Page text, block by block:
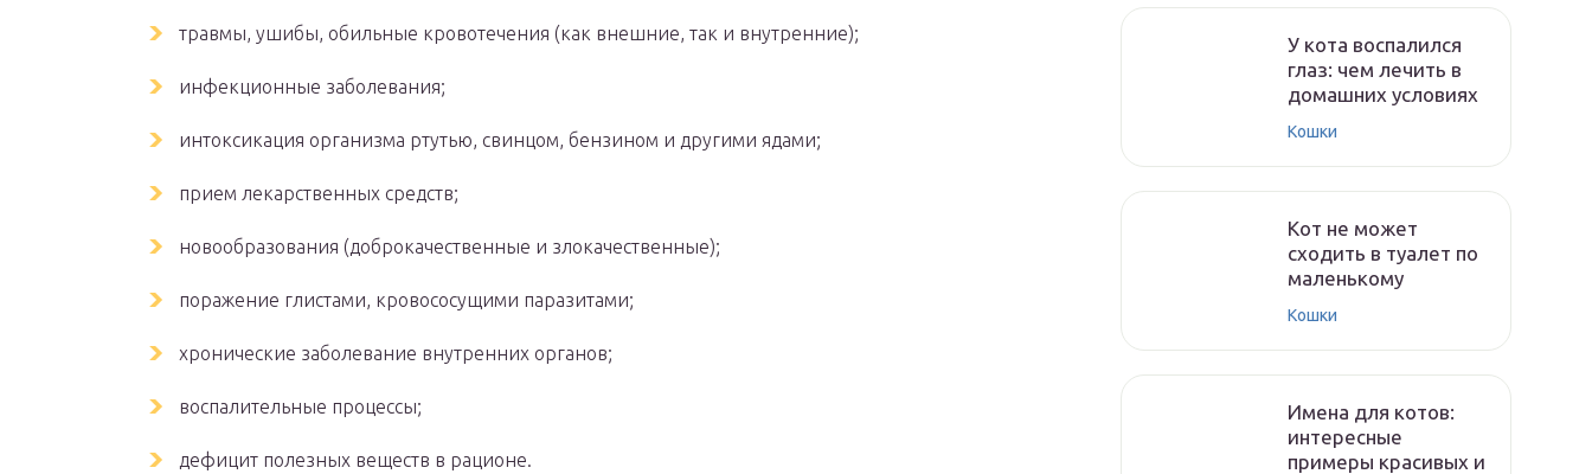
травмы, ушибы, обильные кровотечения (как внешние, так и внутренние);
инфекционные заболевания;
интоксикация организма ртутью, свинцом, бензином и другими ядами;
прием лекарственных средств;
новообразования (доброкачественные и злокачественные);
поражение глистами, кровососущими паразитами;
хронические заболевание внутренних органов;
воспалительные процессы;
дефицит полезных веществ в рационе.
У кота воспалился
глаз: чем лечить в
домашних условиях
Кошки
Кот не может
сходить в туалет по
маленькому
Кошки
Имена для котов:
интересные
примеры красивых и